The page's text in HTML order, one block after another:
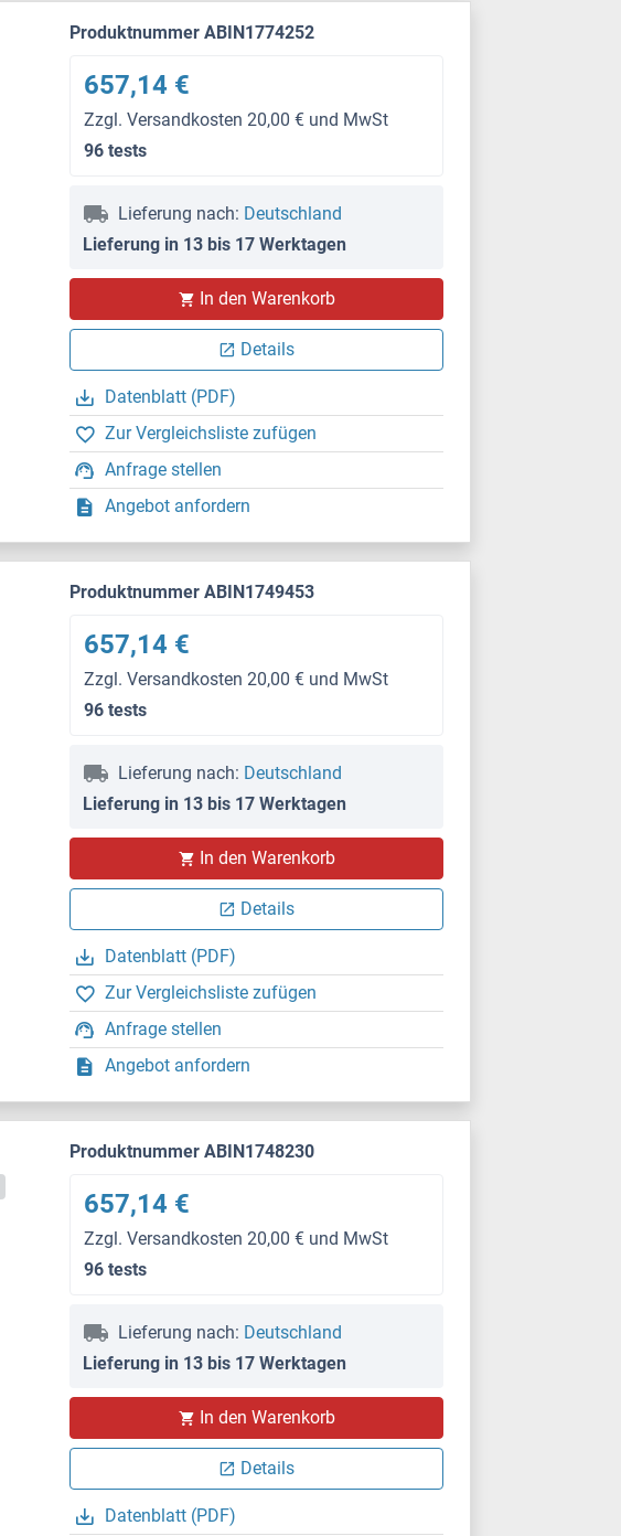
Produktnummer ABIN1774252
657,14 €
Zzgl. Versandkosten 20,00 € und MwSt
96 tests
Lieferung nach: Deutschland
Lieferung in 13 bis 17 Werktagen
In den Warenkorb
Details
Datenblatt (PDF)
Zur Vergleichsliste zufügen
Anfrage stellen
Angebot anfordern
Produktnummer ABIN1749453
657,14 €
Zzgl. Versandkosten 20,00 € und MwSt
96 tests
Lieferung nach: Deutschland
Lieferung in 13 bis 17 Werktagen
In den Warenkorb
Details
Datenblatt (PDF)
Zur Vergleichsliste zufügen
Anfrage stellen
Angebot anfordern
Produktnummer ABIN1748230
657,14 €
Zzgl. Versandkosten 20,00 € und MwSt
96 tests
Lieferung nach: Deutschland
Lieferung in 13 bis 17 Werktagen
In den Warenkorb
Details
Datenblatt (PDF)